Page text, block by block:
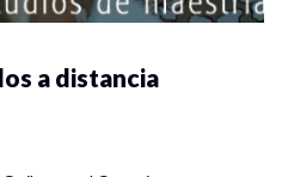
a distancia